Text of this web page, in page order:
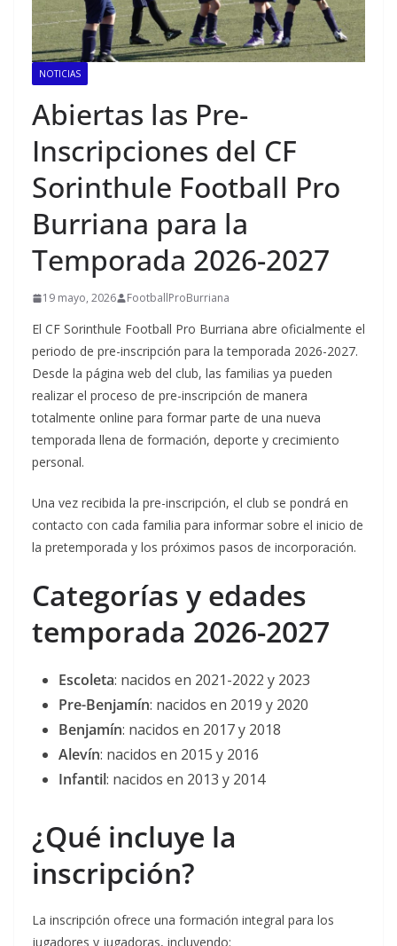
NOTICIAS
Abiertas las Pre-
Inscripciones del CF
Sorinthule Football Pro
Burriana para la
Temporada 2026-2027
19 mayo, 2026 FootballProBurriana
El CF Sorinthule Football Pro Burriana abre oficialmente el
periodo de pre-inscripción para la temporada 2026-2027.
Desde la página web del club, las familias ya pueden
realizar el proceso de pre-inscripción de manera
totalmente online para formar parte de una nueva
temporada llena de formación, deporte y crecimiento
personal.
Una vez recibida la pre-inscripción, el club se pondrá en
contacto con cada familia para informar sobre el inicio de
la pretemporada y los próximos pasos de incorporación.
Categorías y edades
temporada 2026-2027
Escoleta: nacidos en 2021-2022 y 2023
Pre-Benjamín: nacidos en 2019 y 2020
Benjamín: nacidos en 2017 y 2018
Alevín: nacidos en 2015 y 2016
Infantil: nacidos en 2013 y 2014
¿Qué incluye la
inscripción?
La inscripción ofrece una formación integral para los
jugadores y jugadoras, incluyendo: